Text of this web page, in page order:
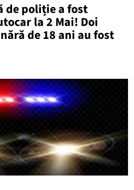
de poliție a fost
la 2 Mai! Doi
de 18 ani au fost